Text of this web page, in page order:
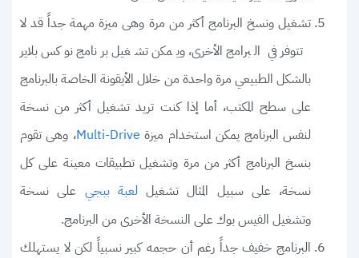
تشغيل ونسخ البرنامج أكثر من مرة وهى ميزة مهمة جداً قد لا
تتوفر في البرامج الأخرى، ويمكن تشغيل برنامج نوكس بلاير
بالشكل الطبيعي مرة واحدة من خلال الأيقونة الخاصة بالبرنامج
على سطح المكتب، أما إذا كنت تريد تشغيل أكثر من نسخة
لنفس البرنامج يمكن استخدام ميزة Multi-Drive، وهى تقوم
بنسخ البرنامج أكثر من مرة وتشغيل تطبيقات معينة على كل
نسخة، على سبيل المثال تشغيللعبة ببجي على نسخة
وتشغيل الفيس بوك على النسخة الأخرى من البرنامج.
البرنامج خفيف جداً رغم أن حجمه كبير نسبياً لكن لا يستهلك